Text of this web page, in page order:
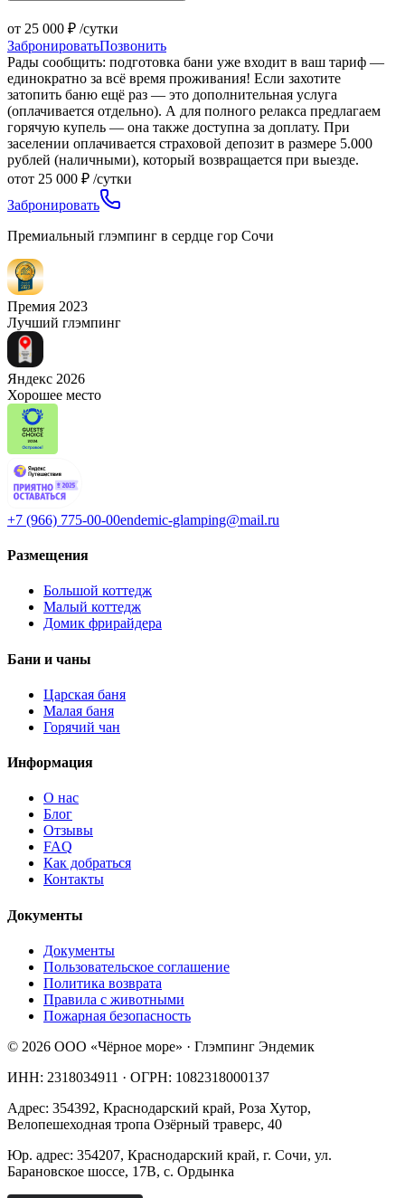
от 25 000 ₽ /сутки
ЗабронироватьПозвонить
Рады сообщить: подготовка бани уже входит в ваш тариф —
единократно за всё время проживания! Если захотите
затопить баню ещё раз — это дополнительная услуга
(оплачивается отдельно). А для полного релакса предлагаем
горячую купель — она также доступна за доплату. При
заселении оплачивается страховой депозит в размере 5.000
рублей (наличными), который возвращается при выезде.
отот 25 000 ₽ /сутки
Забронировать
Премиальный глэмпинг в сердце гор Сочи
Премия 2023
Лучший глэмпинг
Яндекс 2026
Хорошее место
+7 (966) 775-00-00endemic-glamping@mail.ru
Размещения
Большой коттедж
Малый коттедж
Домик фрирайдера
Бани и чаны
Царская баня
Малая баня
Горячий чан
Информация
О нас
Блог
Отзывы
FAQ
Как добраться
Контакты
Документы
Документы
Пользовательское соглашение
Политика возврата
Правила с животными
Пожарная безопасность
© 2026 ООО «Чёрное море» · Глэмпинг Эндемик
ИНН: 2318034911 · ОГРН: 1082318000137
Адрес: 354392, Краснодарский край, Роза Хутор,
Велопешеходная тропа Озёрный траверс, 40
Юр. адрес: 354207, Краснодарский край, г. Сочи, ул.
Барановское шоссе, 17В, с. Ордынка